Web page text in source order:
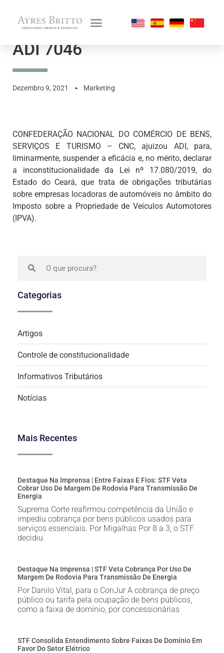
ADI 7046
Dezembro 9, 2021 Marketing
CONFEDERAÇÃO NACIONAL DO COMÉRCIO DE BENS,
SERVIÇOS E TURISMO – CNC, ajuizou ADI, para,
liminarmente, suspender a eficácia e, no mérito, declarar
a inconstitucionalidade da Lei nº 17.080/2019, do
Estado do Ceará, que trata de obrigações tributárias
sobre empresas locadoras de automóveis no âmbito do
Imposto sobre a Propriedade de Veículos Automotores
(IPVA).
Categorias
Artigos
Controle de constitucionalidade
Informativos Tributários
Notícias
Mais Recentes
Destaque Na Imprensa | Entre Faixas E Fios: STF Veta
Cobrar Uso De Margem De Rodovia Para Transmissão De
Energia
Suprema Corte reafirmou competência da União e
impediu cobrança por bens públicos usados para
serviços essenciais. Por Migalhas Por 8 a 3, o STF
decidiu
Destaque Na Imprensa | STF Veta Cobrança Por Uso De
Margem De Rodovia Para Transmissão De Energia
Por Danilo Vital, para o ConJur A cobrança de preço
público ou tarifa pela ocupação de bens públicos,
como a faixa de domínio, por concessionárias
STF Consolida Entendimento Sobre Faixas De Domínio Em
Favor Do Setor Elétrico